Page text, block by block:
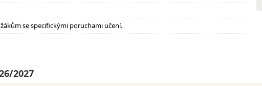
se specifickými poruchami učení.
2027